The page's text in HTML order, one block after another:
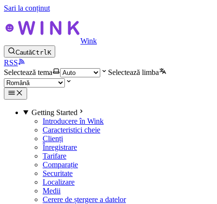
Sari la conținut
Wink
CautăCtrlK
RSS
Selectează tema
Selectează limba
Getting Started
Introducere în Wink
Caracteristici cheie
Clienți
Înregistrare
Tarifare
Comparație
Securitate
Localizare
Medii
Cerere de ștergere a datelor